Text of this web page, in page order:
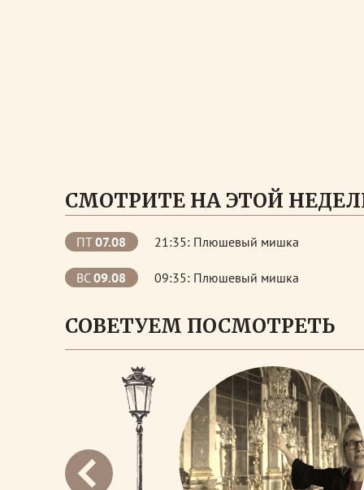
СМОТРИТЕ НА ЭТОЙ
ПТ07.08 21:35: Плюшевый мишка
ВС09.08 09:35: Плюшевый мишка
СОВЕТУЕМ ПОСМОТРЕТЬ